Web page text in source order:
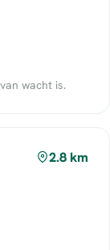
wacht is.
2.8 km